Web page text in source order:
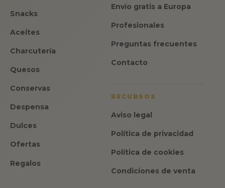
Snacks
Aceites
Charcutería
Quesos
Conservas
Despensa
Dulces
Ofertas
Regalos
Envío gratis a Europa
Profesionales
Preguntas frecuentes
Contacto
RECURSOS
Aviso legal
Política de privacidad
Política de cookies
Condiciones de venta